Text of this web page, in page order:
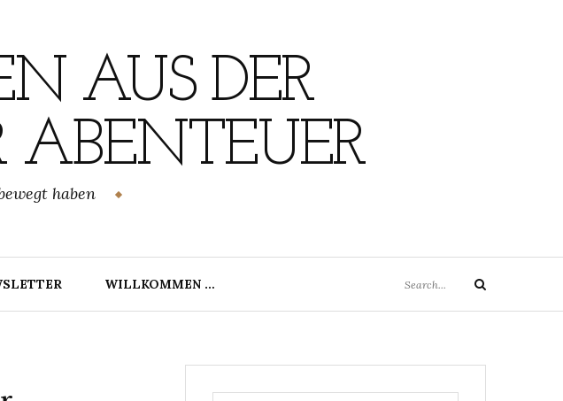
AUS DER
haben
WILLKOMMEN …
for:
Search